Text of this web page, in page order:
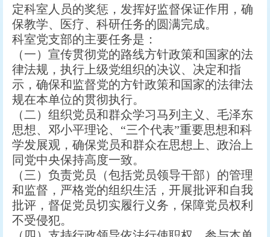
定科室人员的奖惩，发挥好监督保证作用，确
保教学、医疗、科研任务的圆满完成。
科室党支部的主要任务是：
（一）宣传贯彻党的路线方针政策和国家的法
律法规，执行上级党组织的决议、决定和指
示，确保和监督党的方针政策和国家的法律法
规在本单位的贯彻执行。
（二）组织党员和群众学习马列主义、毛泽东
思想、邓小平理论、“三个代表”重要思想和科
学发展观，确保党员和群众在思想上、政治上
同党中央保持高度一致。
（三）负责党员（包括党员领导干部）的管理
和监督，严格党的组织生活，开展批评和自我
批评，督促党员切实履行义务，保障党员权利
不受侵犯。